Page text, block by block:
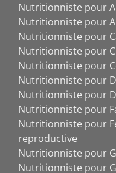
Nutritionniste pour
Nutritionniste pour
Nutritionniste pour
Nutritionniste pour
Nutritionniste pour
Nutritionniste pour
Nutritionniste pour
Nutritionniste pour
Nutritionniste pour
reproductive
Nutritionniste pour
Nutritionniste pour